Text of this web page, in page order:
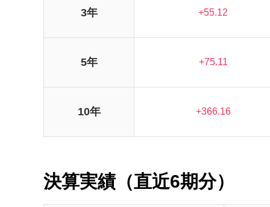
3年 +55.12
5年 +75.11
10年 +366.16
決算実績（直近6期分）